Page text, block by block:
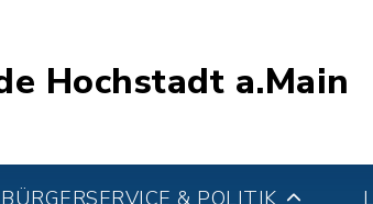
Hochstadt a.Main
BÜRGERSERVICE & POLITIK